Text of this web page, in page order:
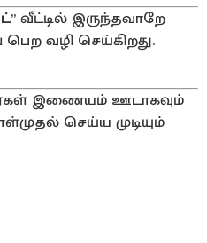
” வீட்டில் இருந்தவாறே
வழி செய்கிறது.
இணையம் ஊடாகவும்
செய்ய முடியும்